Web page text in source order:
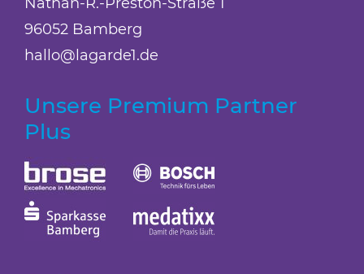
96052 Bamberg
hallo@lagarde1.de
Unsere Premium Partner
Plus